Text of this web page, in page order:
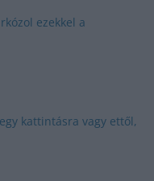
ezekkel a
kattintásra vagy ettől,